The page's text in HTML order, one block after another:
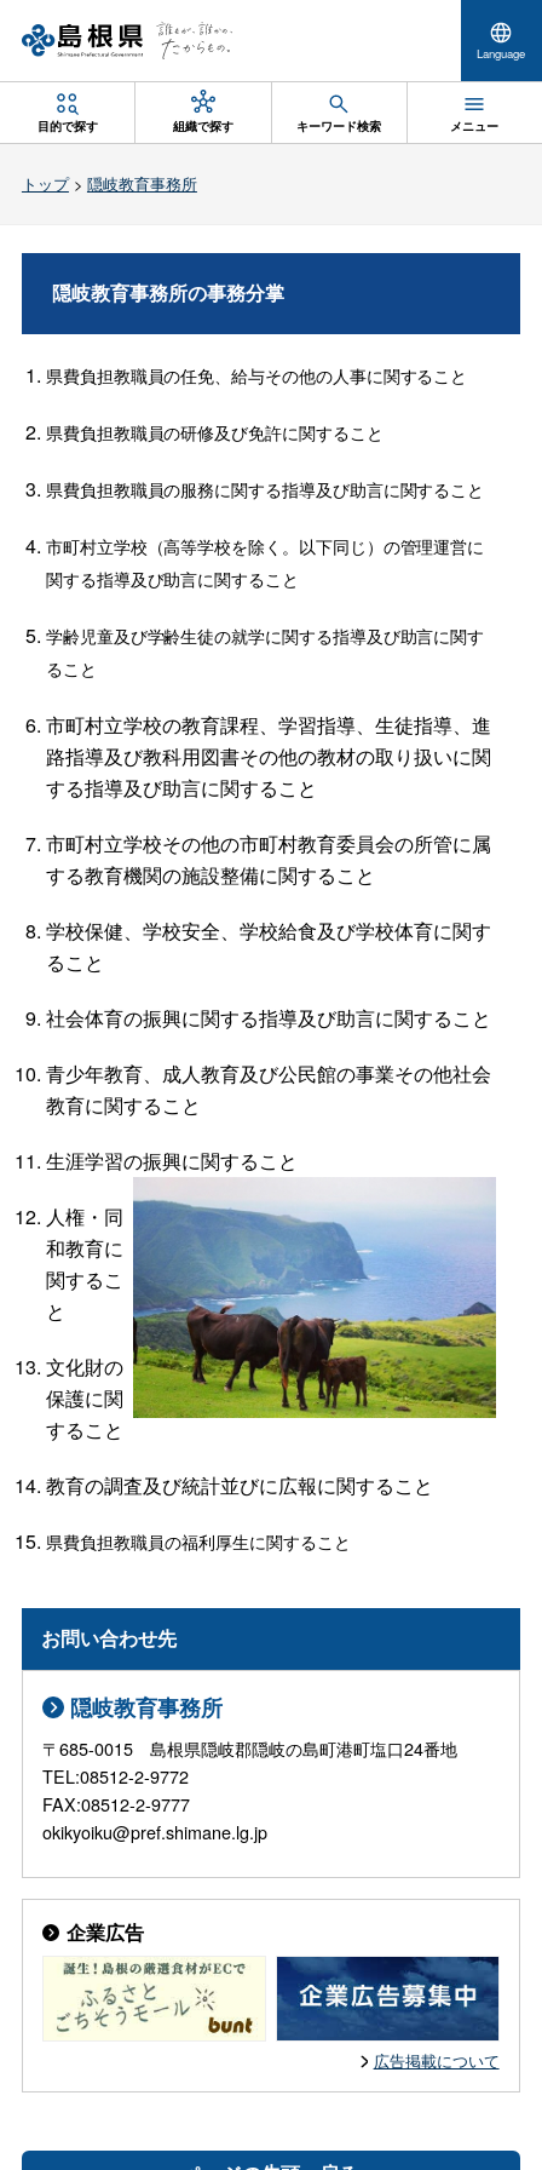
Language
目的で探す 組織で探す キーワード検索 メニュー
トップ> 隠岐教育事務所
隠岐教育事務所の事務分掌
県費負担教職員の任免、給与その他の人事に関すること
県費負担教職員の研修及び免許に関すること
県費負担教職員の服務に関する指導及び助言に関すること
市町村立学校（高等学校を除く。以下同じ）の管理運営に
関する指導及び助言に関すること
学齢児童及び学齢生徒の就学に関する指導及び助言に関す
ること
市町村立学校の教育課程、学習指導、生徒指導、進
路指導及び教科用図書その他の教材の取り扱いに関
する指導及び助言に関すること
市町村立学校その他の市町村教育委員会の所管に属
する教育機関の施設整備に関すること
学校保健、学校安全、学校給食及び学校体育に関す
ること
社会体育の振興に関する指導及び助言に関すること
青少年教育、成人教育及び公民館の事業その他社会
教育に関すること
生涯学習の振興に関すること
人権・同
和教育に
関するこ
と
文化財の
保護に関
すること
教育の調査及び統計並びに広報に関すること
県費負担教職員の福利厚生に関すること
お問い合わせ先
隠岐教育事務所
〒685-0015 島根県隠岐郡隠岐の島町港町塩口24番地
TEL:08512-2-9772
FAX:08512-2-9777
okikyoiku@pref.shimane.lg.jp
企業広告
広告掲載について